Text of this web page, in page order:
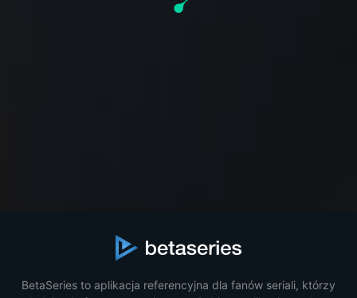
BetaSeries to aplikacja referencyjna dla fanów seriali, którzy